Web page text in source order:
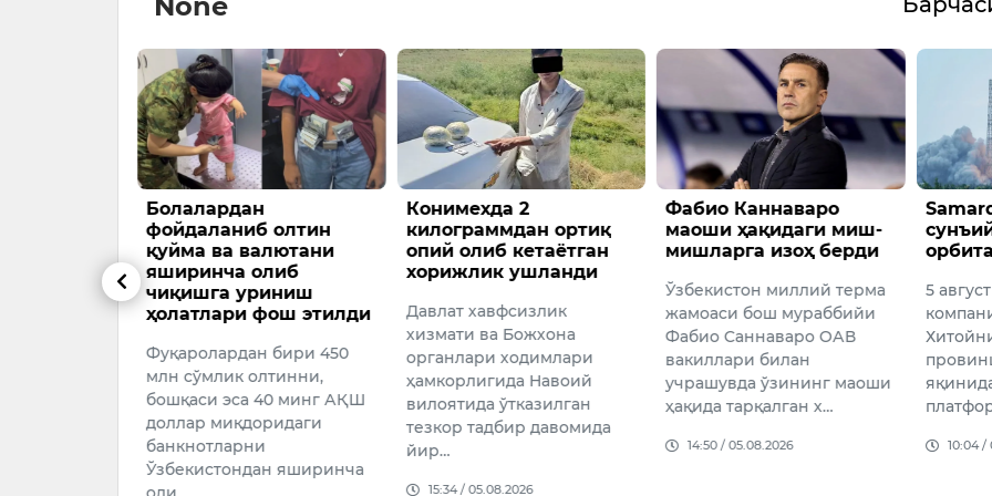
None
Болалардан
фойдаланиб олтин
қуйма ва валютани
яширинча олиб
чиқишга уриниш
ҳолатлари фош этилди
Фуқаролардан бири 450
млн сўмлик олтинни,
бошқаси эса 40 минг АҚШ
доллар миқдоридаги
банкнотларни
Ўзбекистондан яширинча
Конимехда 2
килограммдан ортиқ
опий олиб кетаётган
хорижлик ушланди
Давлат хавфсизлик
хизмати ва Божхона
органлари ходимлари
ҳамкорлигида Навоий
вилоятида ўтказилган
тезкор тадбир давомида
йир…
15:34 / 05.08.2026
Фабио Каннаваро
маоши ҳақидаги миш-
мишларга изоҳ берди
Ўзбекистон миллий терма
жамоаси бош мураббийи
Фабио Cаннаваро ОАВ
вакиллари билан
учрашувда ўзининг маоши
ҳақида тарқалган х…
14:50 / 05.08.2026
5
10:04 /